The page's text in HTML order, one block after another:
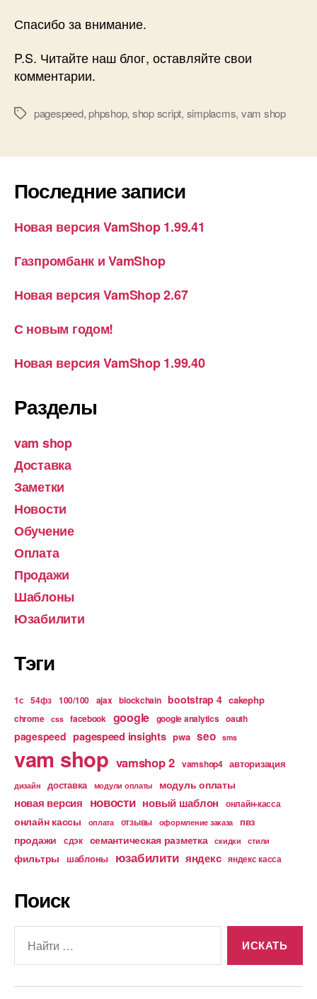
Спасибо за внимание.
P.S. Читайте наш блог, оставляйте свои
комментарии.
Меткиpagespeed,phpshop, shop script, simplacms, vam shop
Последние записи
Новая версия VamShop 1.99.41
Газпромбанк и VamShop
Новая версия VamShop 2.67
С новым годом!
Новая версия VamShop 1.99.40
Разделы
vam shop
Доставка
Заметки
Новости
Обучение
Оплата
Продажи
Шаблоны
Юзабилити
Тэги
1с 54фз 100/100 ajax blockchain bootstrap 4 cakephp
chrome css facebook google google analytics oauth
pagespeed pagespeed insights pwa seo sms
vam shop vamshop 2 vamshop4 авторизация
дизайн доставка модули оплаты модуль оплаты
новая версия новости новый шаблон онлайн-касса
онлайн кассы оплата отзывы оформление заказа пвз
продажи сдэк семантическая разметка скидки стили
фильтры шаблоны юзабилити яндекс яндекс касса
Поиск